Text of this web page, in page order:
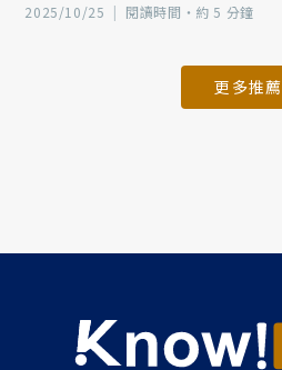
2025/10/25 | 閱讀時間‧約 5 分鐘
更多推薦